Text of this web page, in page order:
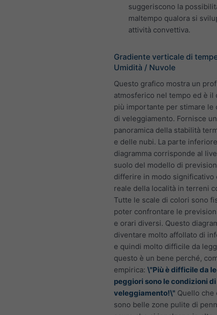
suggeriscono la
maltempo qualora si
attività convettiva.
Gradiente verticale di
Umidità / Nuvole
Questo grafico mostra un
atmosferico nel tempo ed è il
più importante per stimare le
di veleggiamento. Fornisce
panoramica della stabilità
e delle nubi. La parte
diagramma corrisponde al
suolo del modello di
differire in modo significativo
reale della località in terreni
Tutte le scale di colori sono
poter confrontare le
e orari diversi. Questo
diventare molto affollato di
e quindi molto difficile da
questo è un bene perché,
empirica: \"Più è difficile da
peggiori sono le condizioni di
veleggiamento!\" Quello che
sono belle zone pulite di